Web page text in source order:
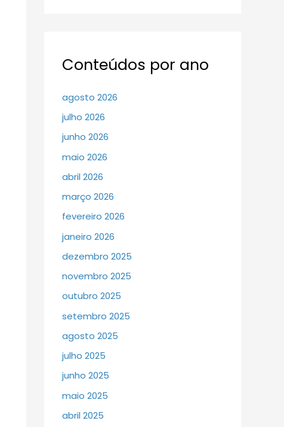
Conteúdos por ano
agosto 2026
julho 2026
junho 2026
maio 2026
abril 2026
março 2026
fevereiro 2026
janeiro 2026
dezembro 2025
novembro 2025
outubro 2025
setembro 2025
agosto 2025
julho 2025
junho 2025
maio 2025
abril 2025